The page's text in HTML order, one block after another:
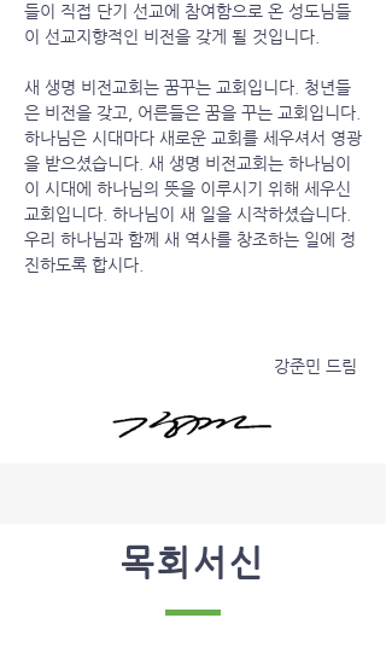
들이 직접 단기 선교에 참여함으로 온 성도님들
이 선교지향적인 비전을 갖게 될 것입니다.
새 생명 비전교회는 꿈꾸는 교회입니다. 청년들
은 비전을 갖고, 어른들은 꿈을 꾸는 교회입니다.
하나님은 시대마다 새로운 교회를 세우셔서 영광
을 받으셨습니다. 새 생명 비전교회는 하나님이
이 시대에 하나님의 뜻을 이루시기 위해 세우신
교회입니다. 하나님이 새 일을 시작하셨습니다.
우리 하나님과 함께 새 역사를 창조하는 일에 정
진하도록 합시다.
강준민 드림
목회서신